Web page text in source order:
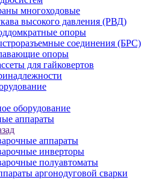
многоходовые
высокого давления (РВД)
опоры
соединения (БРС)
опоры
для гайковертов
оборудование
аппараты
аппараты
инверторы
полуавтоматы
аргонодуговой сварки